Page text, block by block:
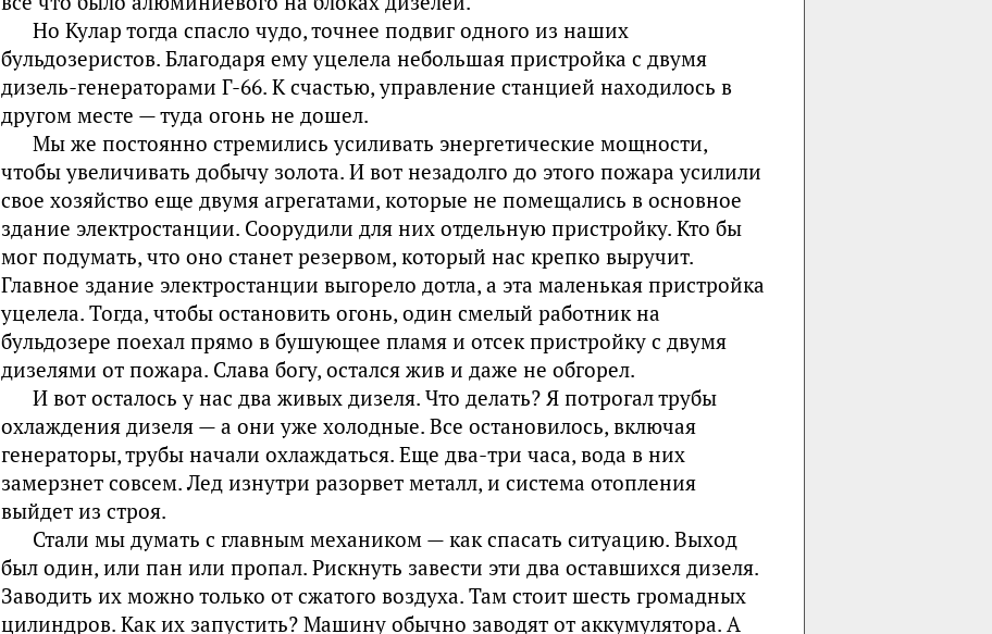
Но Кулар тогда спасло чудо, точнее подвиг одного из наших
бульдозеристов. Благодаря ему уцелела небольшая пристройка с двумя
дизель-генераторами Г-66. К счастью, управление станцией находилось в
другом месте — туда огонь не дошел.
Мы же постоянно стремились усиливать энергетические мощности,
чтобы увеличивать добычу золота. И вот незадолго до этого пожара усилили
свое хозяйство еще двумя агрегатами, которые не помещались в основное
здание электростанции. Соорудили для них отдельную пристройку. Кто бы
мог подумать, что оно станет резервом, который нас крепко выручит.
Главное здание электростанции выгорело дотла, а эта маленькая пристройка
уцелела. Тогда, чтобы остановить огонь, один смелый работник на
бульдозере поехал прямо в бушующее пламя и отсек пристройку с двумя
дизелями от пожара. Слава богу, остался жив и даже не обгорел.
И вот осталось у нас два живых дизеля. Что делать? Я потрогал трубы
охлаждения дизеля — а они уже холодные. Все остановилось, включая
генераторы, трубы начали охлаждаться. Еще два-три часа, вода в них
замерзнет совсем. Лед изнутри разорвет металл, и система отопления
выйдет из строя.
Стали мы думать с главным механиком — как спасать ситуацию. Выход
был один, или пан или пропал. Рискнуть завести эти два оставшихся дизеля.
Заводить их можно только от сжатого воздуха. Там стоит шесть громадных
цилиндров. Как их запустить? Машину обычно заводят от аккумулятора. А